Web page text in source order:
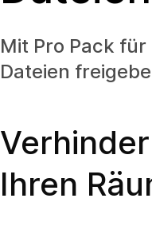
Mit Pro Pack
Dateien
Ihren